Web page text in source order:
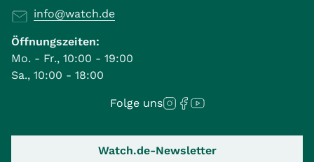
info@watch.de
Öffnungszeiten:
Mo. - Fr., 10:00 - 19:00
Sa., 10:00 - 18:00
Folge uns
Watch.de-Newsletter